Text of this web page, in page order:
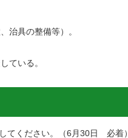
治具の整備等）。
ている。
てください。（6月30日 必着）